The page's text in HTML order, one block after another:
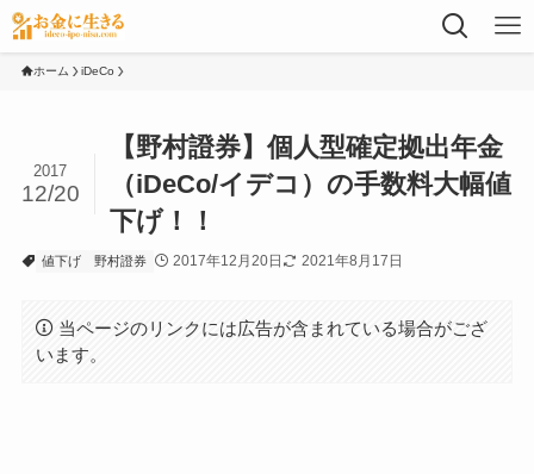
ホーム iDeCo
【野村證券】個人型確定拠出年金
（iDeCo/イデコ）の手数料大幅値
下げ！！
2017
12/20
値下げ 野村證券 2017年12月20日 2021年8月17日
当ページのリンクには広告が含まれている場合がござ
います。